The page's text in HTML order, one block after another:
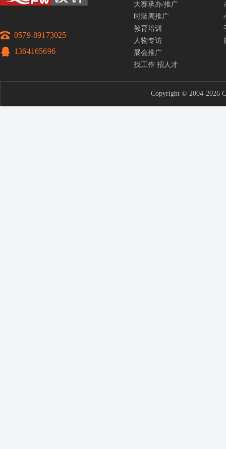
0579-89173025
1364165696
大赛承办/推广
时装周推广
教育培训
人物专访
展会推广
找工作 招人才
Copyright © 2004-2026